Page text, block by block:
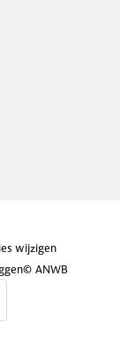
wijzigen
© ANWB